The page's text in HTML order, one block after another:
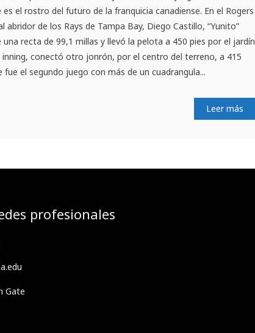
es el rostro del futuro de la franquicia canadiense. En el Rogers
de los Rays de Tampa Bay, Diego Castillo, “Yunito”
recta de 99,1 millas y llevó la pelota a 450 pies por el jardín
conectó otro jonrón, por el centro del terreno, a 415
fue el segundo juego con más de un cuadrangula...
Leer más
profesionales
Gate